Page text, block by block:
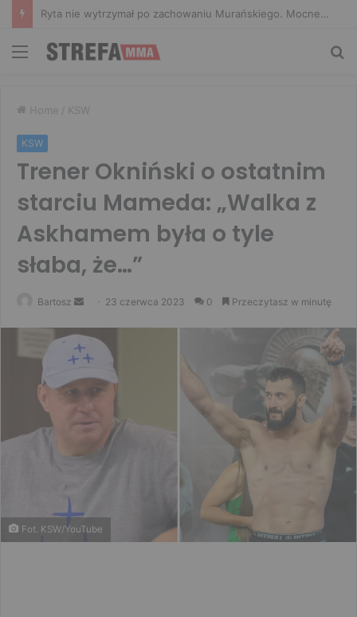
Ryta nie wytrzymał po zachowaniu Murańskiego. Mocne słowa Żołnierza
Menu
Home / KSW
KSW
Trener Okniński o ostatnim
starciu Mameda: „Walka z
Askhamem była o tyle
słaba, że…”
Bartosz
Send
email
23 czerwca 2023 0 Przeczytasz w minutę
Fot. KSW/YouTube